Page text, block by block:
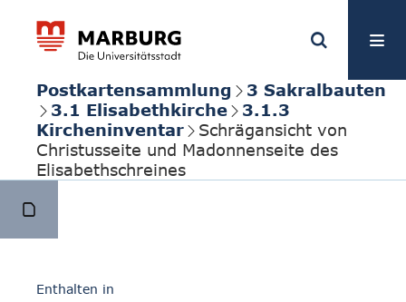
Postkartensammlung
3 Sakralbauten
3.1 Elisabethkirche
3.1.3
Kircheninventar
Schrägansicht von
Christusseite und Madonnenseite des
Elisabethschreines
Enthalten in